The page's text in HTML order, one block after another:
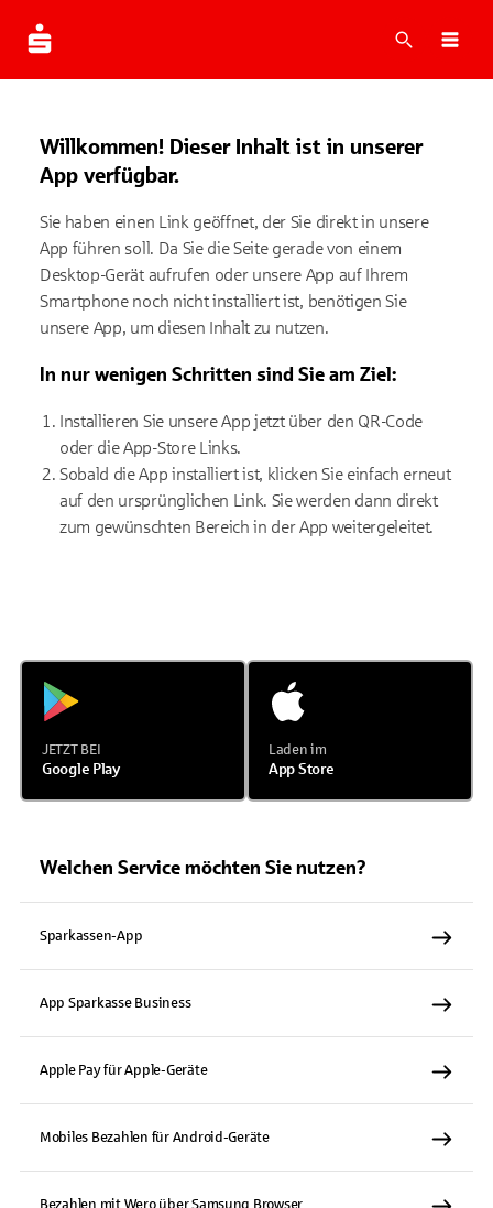
Suche
Willkommen! Dieser Inhalt ist in unserer
App verfügbar.
Sie haben einen Link geöffnet, der Sie direkt in unsere
App führen soll. Da Sie die Seite gerade von einem
Desktop-Gerät aufrufen oder unsere App auf Ihrem
Smartphone noch nicht installiert ist, benötigen Sie
unsere App, um diesen Inhalt zu nutzen.
In nur wenigen Schritten sind Sie am Ziel:
Installieren Sie unsere App jetzt über den QR-Code
oder die App-Store Links.
Sobald die App installiert ist, klicken Sie einfach erneut
auf den ursprünglichen Link. Sie werden dann direkt
zum gewünschten Bereich in der App weitergeleitet.
JETZT BEI
Google Play
Laden im
App Store
Welchen Service möchten Sie nutzen?
Sparkassen-App
App Sparkasse Business
Apple Pay für Apple-Geräte
Mobiles Bezahlen für Android-Geräte
Bezahlen mit Wero über Samsung Browser